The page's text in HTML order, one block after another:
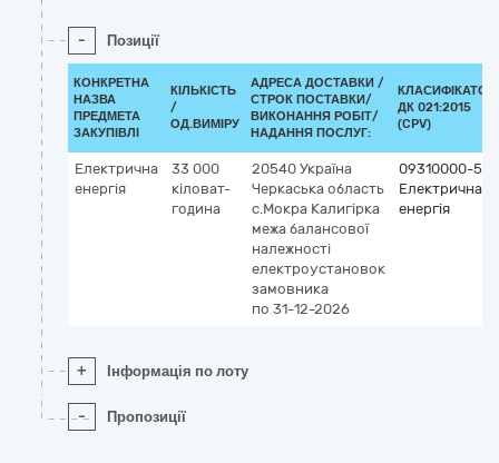
- Позиції
КОНКРЕТНА
НАЗВА
ПРЕДМЕТА
ЗАКУПІВЛІ
КІЛЬКІСТЬ
/
ОД.ВИМІРУ
АДРЕСА ДОСТАВКИ /
СТРОК ПОСТАВКИ/
ВИКОНАННЯ РОБІТ/
НАДАННЯ ПОСЛУГ:
КЛАСИФІКАТОР
ДК 021:2015
(CPV)
Електрична
енергія
33 000
кіловат-
година
20540 Україна
Черкаська область
с.Мокра Калигірка
межа балансової
належності
електроустановок
замовника
по 31-12-2026
09310000-5
Електрична
енергія
+ Інформація по лоту
- Пропозиції